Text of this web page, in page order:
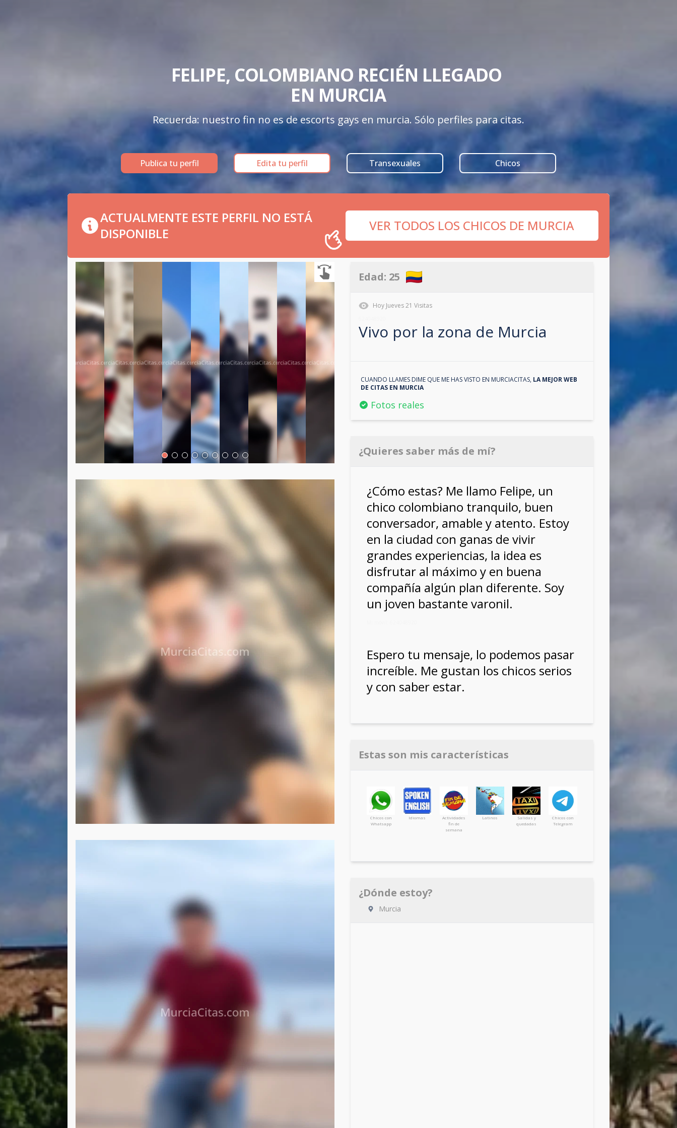
FELIPE, COLOMBIANO RECIÉN LLEGADO
EN MURCIA
Recuerda: nuestro fin no es de escorts gays en murcia. Sólo perfiles para citas.
Publica tu perfil Edita tu perfil Transexuales Chicos
ACTUALMENTE ESTE PERFIL NO ESTÁ
DISPONIBLE
VER TODOS LOS CHICOS DE MURCIA
Edad: 25
Hoy Jueves21 Visitas
Vivo por la zona de Murcia
CUANDO LLAMES DIME QUE ME HAS VISTO EN MURCIACITAS, LA MEJOR WEB
DE CITAS EN MURCIA
Fotos reales
¿Quieres saber más de mí?
¿Cómo estas? Me llamo Felipe, un
chico colombiano tranquilo, buen
conversador, amable y atento. Estoy
en la ciudad con ganas de vivir
grandes experiencias, la idea es
disfrutar al máximo y en buena
compañía algún plan diferente. Soy
un joven bastante varonil.
Espero tu mensaje, lo podemos pasar
increíble. Me gustan los chicos serios
y con saber estar.
Estas son mis características
Chicos con
Whatsapp
Idiomas
Actividades
fin de
semana
Latinos
Salidas y
quedadas
Chicos con
Telegram
¿Dónde estoy?
Murcia